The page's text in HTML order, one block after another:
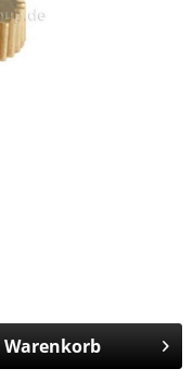
Warenkorb